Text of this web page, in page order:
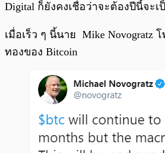
Digital ก็ยังคงเชื่อว่าจะต้องปีนี้จะเ
เมื่อเร็ว ๆ นี้นาย Mike
ทองของ Bitcoin